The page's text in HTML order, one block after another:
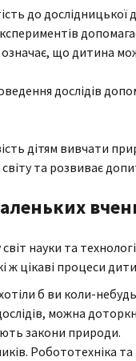
до дослідницької
що дитина
дослідів
дітям вивчати
та розвиває
науки та
ж цікаві процеси
хотіли б ви коли-
можна
закони природи.
Робототехніка